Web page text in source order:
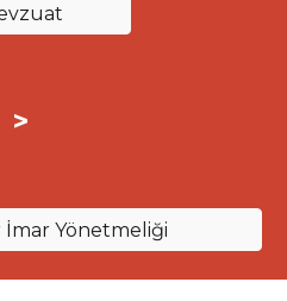
>
İmar Yönetmeliği